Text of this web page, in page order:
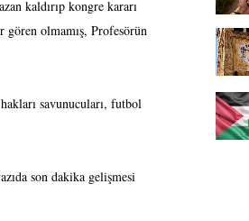
kaldırıp kongre kararı
gören olmamış, Profesörün
savunucuları, futbol
son dakika gelişmesi